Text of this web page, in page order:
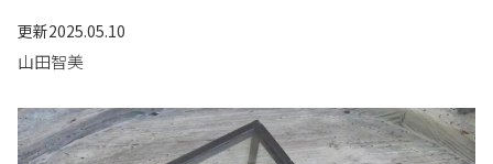
更新2025.05.10
山田智美